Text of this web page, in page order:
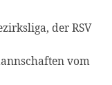
der RSV
vom